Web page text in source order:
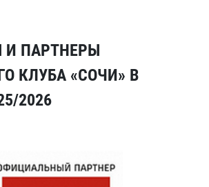
И ПАРТНЕРЫ
КЛУБА «СОЧИ» В
2026